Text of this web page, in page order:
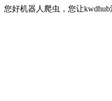
您好机器人爬虫，您让